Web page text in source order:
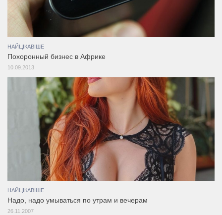
НАЙЦІКАВІШЕ
Похоронный бизнес в Африке
10.09.2013
НАЙЦІКАВІШЕ
Надо, надо умываться по утрам и вечерам
26.11.2007